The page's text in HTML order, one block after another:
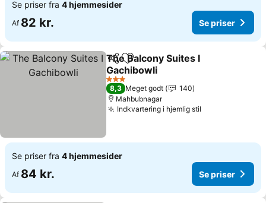
Se priser fra 4 hjemmesider
Af 82 kr. Se priser
Del Føj til favoritter
The Balcony Suites I
Gachibowli
3 Stjerner
8,3 Meget godt
140
Mahbubnagar
Indkvartering i hjemlig stil
Se priser fra 4 hjemmesider
Af 84 kr. Se priser